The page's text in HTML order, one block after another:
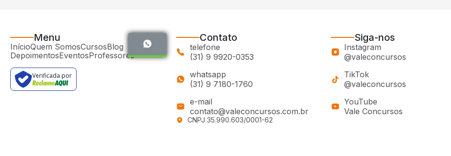
Menu
InícioQuem SomosCursosBlog
DepoimentosEventosProfessores
Verificada por
Contato
telefone
(31) 9 9920-0353
whatsapp
(31) 9 7180-1760
e-mail
contato@valeconcursos.com.br
CNPJ 35.990.603/0001-62
Siga-nos
Instagram
@valeconcursos
TikTok
@valeconcursos
YouTube
Vale Concursos